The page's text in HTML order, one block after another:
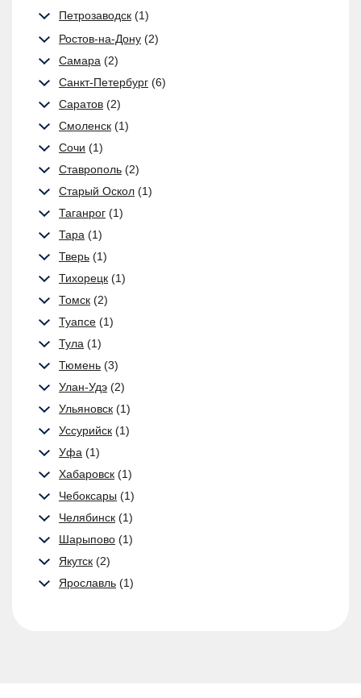
Петрозаводск (1)
Ростов-на-Дону (2)
Самара (2)
Санкт-Петербург (6)
Саратов (2)
Смоленск (1)
Сочи (1)
Ставрополь (2)
Старый Оскол (1)
Таганрог (1)
Тара (1)
Тверь (1)
Тихорецк (1)
Томск (2)
Туапсе (1)
Тула (1)
Тюмень (3)
Улан-Удэ (2)
Ульяновск (1)
Уссурийск (1)
Уфа (1)
Хабаровск (1)
Чебоксары (1)
Челябинск (1)
Шарыпово (1)
Якутск (2)
Ярославль (1)